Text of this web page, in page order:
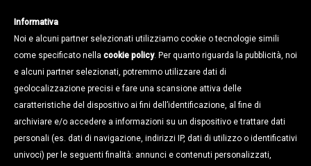
Informativa
Noi e alcuni partner selezionati utilizziamo cookie o tecnologie simili
come specificato nella cookie policy. Per quanto riguarda la pubblicità, noi
e alcuni partner selezionati, potremmo utilizzare dati di
geolocalizzazione precisi e fare una scansione attiva delle
caratteristiche del dispositivo ai fini dell’identificazione, al fine di
archiviare e/o accedere a informazioni su un dispositivo e trattare dati
personali (es. dati di navigazione, indirizzi IP, dati di utilizzo o identificativi
univoci) per le seguenti finalità: annunci e contenuti personalizzati,